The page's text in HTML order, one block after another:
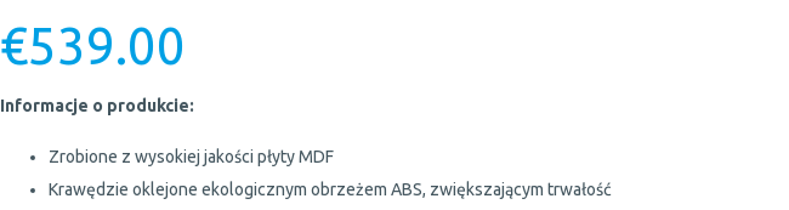
€539.00
Informacje o produkcie:
Zrobione z wysokiej jakości płyty MDF
Krawędzie oklejone ekologicznym obrzeżem ABS, zwiększającym trwałość